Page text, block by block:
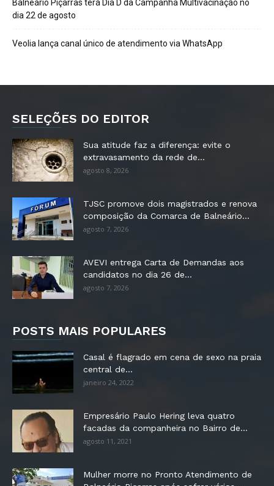
Balneário Piçarras terá Dia D da Campanha Multivacinação no
dia 22 de agosto
Veolia lança canal único de atendimento via WhatsApp
SELEÇÕES DO EDITOR
Sua atitude faz a diferença: evite o
extravasamento da rede de...
agosto 8, 2026
TJSC promove dois magistrados e renova
composição da Comarca de Balneário...
agosto 7, 2026
AVEVI entrega Carta de Demandas aos
candidatos no dia 26 de...
agosto 7, 2026
POSTS MAIS POPULARES
Casal é flagrado em cena de sexo na praia
central de...
janeiro 24, 2022
Empresário Paulo Hering leva quatro
facadas da companheira no Bairro de...
agosto 11, 2021
Mulher morre no Pronto Atendimento de